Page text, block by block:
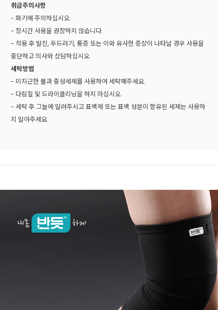
취급주의사항
- 화기에 주의하십시오.
- 장시간 사용을 권장하지 않습니다.
- 착용 후 발진, 두드러기, 통증 또는 이와 유사한 증상이 나타날 경우 사용을
중단하고 의사와 상담하십시오.
세탁방법
- 미지근한 물과 중성세제를 사용하여 세탁해주세요.
- 다림질 및 드라이클리닝을 하지 마십시오.
- 세탁 후 그늘에 말려주시고 표백제 또는 표백 성분이 함유된 세제는 사용하
지 말아주세요.